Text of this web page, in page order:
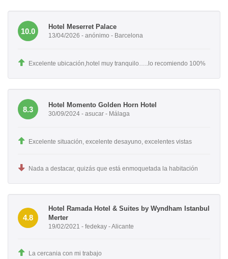
10.0
Hotel Meserret Palace
13/04/2026 - anónimo - Barcelona
Excelente ubicación,hotel muy tranquilo…..lo recomiendo 100%
8.3
Hotel Momento Golden Horn Hotel
30/09/2024 - asucar - Málaga
Excelente situación, excelente desayuno, excelentes vistas
Nada a destacar, quizás que está enmoquetada la habitación
4.8
Hotel Ramada Hotel & Suites by Wyndham Istanbul
Merter
19/02/2021 - fedekay - Alicante
La cercania con mi trabajo